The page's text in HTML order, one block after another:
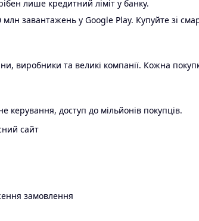
лише кредитний ліміт у банку.
завантажень у Google Play. Купуйте зі
виробники та великі компанії. Кожна
керування, доступ до мільйонів покупців.
сайт
замовлення